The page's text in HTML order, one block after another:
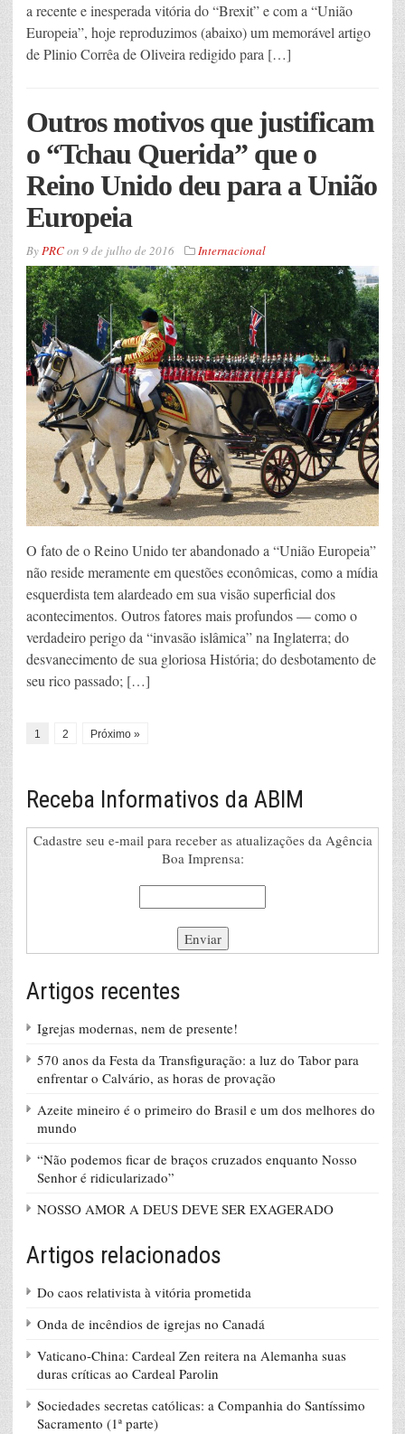
a recente e inesperada vitória do “Brexit” e com a “União
Europeia”, hoje reproduzimos (abaixo) um memorável artigo
de Plinio Corrêa de Oliveira redigido para […]
Outros motivos que justificam
o “Tchau Querida” que o
Reino Unido deu para a União
Europeia
ByPRCon 9 de julho de 2016 Internacional
O fato de o Reino Unido ter abandonado a “União Europeia”
não reside meramente em questões econômicas, como a mídia
esquerdista tem alardeado em sua visão superficial dos
acontecimentos. Outros fatores mais profundos — como o
verdadeiro perigo da “invasão islâmica” na Inglaterra; do
desvanecimento de sua gloriosa História; do desbotamento de
seu rico passado; […]
1 2 Próximo »
Receba Informativos da ABIM
Cadastre seu e-mail para receber as atualizações da Agência
Boa Imprensa:
Artigos recentes
Igrejas modernas, nem de presente!
570 anos da Festa da Transfiguração: a luz do Tabor para
enfrentar o Calvário, as horas de provação
Azeite mineiro é o primeiro do Brasil e um dos melhores do
mundo
“Não podemos ficar de braços cruzados enquanto Nosso
Senhor é ridicularizado”
NOSSO AMOR A DEUS DEVE SER EXAGERADO
Artigos relacionados
Do caos relativista à vitória prometida
Onda de incêndios de igrejas no Canadá
Vaticano-China: Cardeal Zen reitera na Alemanha suas
duras críticas ao Cardeal Parolin
Sociedades secretas católicas: a Companhia do Santíssimo
Sacramento (1ª parte)